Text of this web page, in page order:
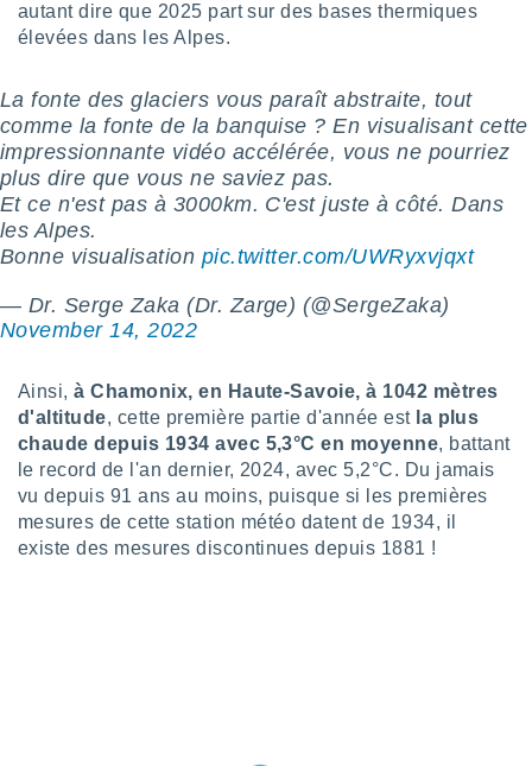
des
de
web.
les
pas
vous
cas,
que
autant dire que 2025 part sur des bases thermiques
élevées dans les Alpes.
La fonte des glaciers vous paraît abstraite, tout
comme la fonte de la banquise ? En visualisant cette
impressionnante vidéo accélérée, vous ne pourriez
plus dire que vous ne saviez pas.
Et ce n'est pas à 3000km. C'est juste à côté. Dans
les Alpes.
Bonne visualisation pic.twitter.com/UWRyxvjqxt
— Dr. Serge Zaka (Dr. Zarge) (@SergeZaka)
November 14, 2022
Ainsi,à Chamonix, en Haute-Savoie, à 1042 mètres
d'altitude, cette première partie d'année est la plus
chaude depuis 1934 avec 5,3°C en moyenne, battant
le record de l'an dernier, 2024, avec 5,2°C. Du jamais
vu depuis 91 ans au moins, puisque si les premières
mesures de cette station météo datent de 1934, il
existe des mesures discontinues depuis 1881 !